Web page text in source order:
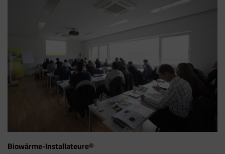
Biowärme-Installateure®